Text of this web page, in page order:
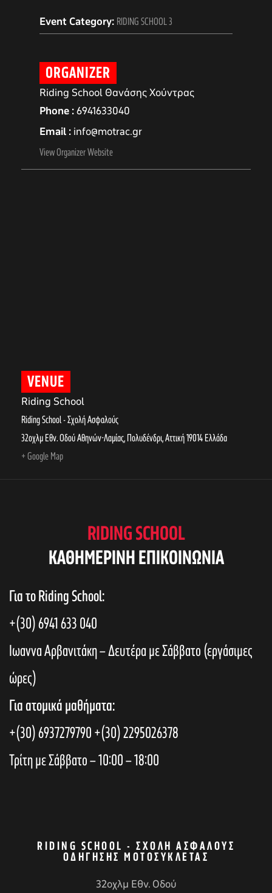
Event Category: RIDING SCHOOL 3
ORGANIZER
Riding School Θανάσης Χούντρας
Phone 6941633040
Email info@motrac.gr
View Organizer Website
VENUE
Riding School
Riding School - Σχολή Ασφαλούς
32οχλμ Εθν. Οδού Αθηνών-Λαμίας, Πολυδένδρι,Αττική19014Ελλάδα
+ Google Map
RIDING SCHOOL
KAΘΗΜΕΡΙΝΗ ΕΠΙΚΟΙΝΩΝΙΑ
Για το Riding School:
+(30) 6941 633 040
Ιωαννα Αρβανιτάκη – Δευτέρα με Σάββατο (εργάσιμες
ώρες)
Για ατομικά μαθήματα:
+(30) 6937279790+(30) 2295026378
Τρίτη με Σάββατο – 10:00 – 18:00
RIDING SCHOOL - ΣΧΟΛΉ ΑΣΦΑΛΟΎΣ
ΟΔΉΓΗΣΗΣ ΜΟΤΟΣΥΚΛΈΤΑΣ
32οχλμ Εθν. Οδού